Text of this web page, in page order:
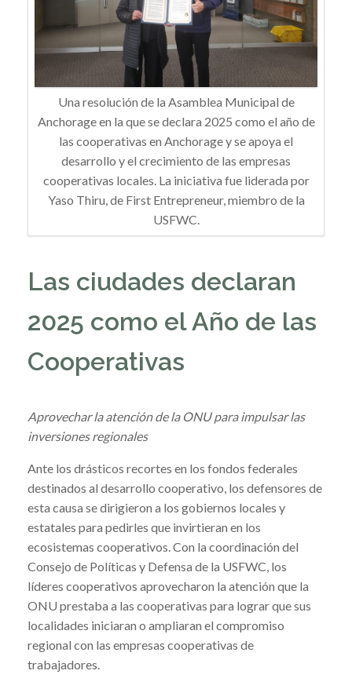
Una resolución de la Asamblea Municipal de
Anchorage en la que se declara 2025 como el año de
las cooperativas en Anchorage y se apoya el
desarrollo y el crecimiento de las empresas
cooperativas locales. La iniciativa fue liderada por
Yaso Thiru, de First Entrepreneur, miembro de la
USFWC.
Las ciudades declaran
2025 como el Año de las
Cooperativas
Aprovechar la atención de la ONU para impulsar las
inversiones regionales
Ante los drásticos recortes en los fondos federales
destinados al desarrollo cooperativo, los defensores de
esta causa se dirigieron a los gobiernos locales y
estatales para pedirles que invirtieran en los
ecosistemas cooperativos. Con la coordinación del
Consejo de Políticas y Defensa de la USFWC, los
líderes cooperativos aprovecharon la atención que la
ONU prestaba a las cooperativas para lograr que sus
localidades iniciaran o ampliaran el compromiso
regional con las empresas cooperativas de
trabajadores.